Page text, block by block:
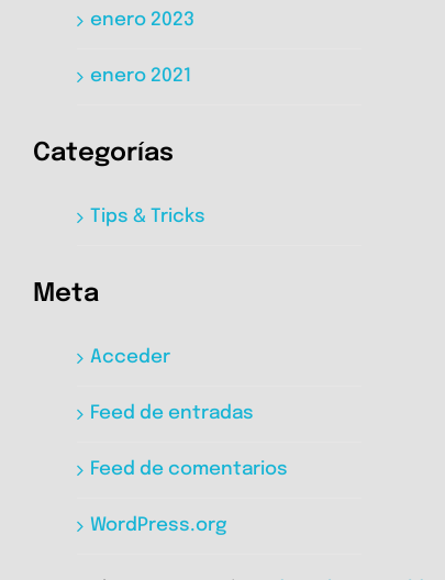
enero 2023
enero 2021
Categorías
Tips & Tricks
Meta
Acceder
Feed de entradas
Feed de comentarios
WordPress.org